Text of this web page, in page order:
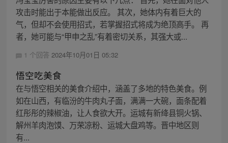
攻击时能出于本能做出反应。 其次，她体内有着巨大的
气，但却不会使用招式，若掌握招式将成为绝顶高手。 再
者，她可能与“甲申之乱”有着密切关系，其强大或...
1 个回答 2024年10月01日 05:32
悟空吃美食
在与悟空相关的美食介绍中，涵盖了多地的特色美食。例
如在山西，有临汾的牛肉丸子面，满满一大碗，面条配着
红彤彤的辣椒油，让人食欲大开。运城有新绛县铜火锅、
解州羊肉泡馍、万荣凉粉、运城大盘鸡等。晋中地区则
有...